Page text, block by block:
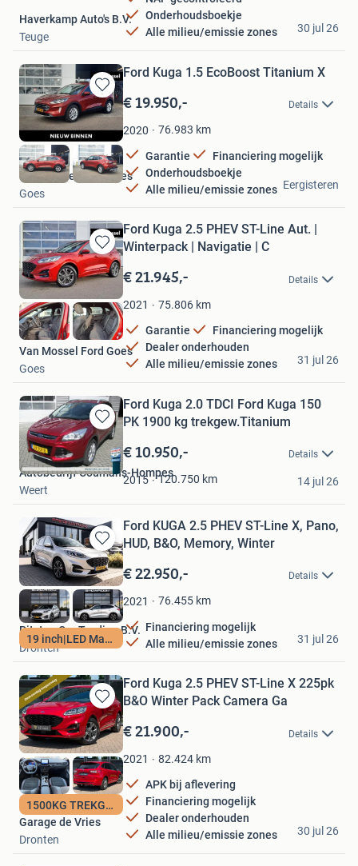
Onderhoudsboekje
Alle milieu/emissie zones
Haverkamp Auto's B.V.
Teuge
30 jul 26
Bewaren
in
Mijn
Favorieten
Ford Kuga 1.5 EcoBoost Titanium X
€ 19.950,- Details
2020 76.983 km
Garantie
Financiering mogelijk
Onderhoudsboekje
Alle milieu/emissie zones
Van Mossel Ford Goes
Goes
Eergisteren
Bewaren
in
Mijn
Favorieten
Ford Kuga 2.5 PHEV ST-Line Aut. |
Winterpack | Navigatie | C
€ 21.945,- Details
2021 75.806 km
Garantie
Financiering mogelijk
Dealer onderhouden
Alle milieu/emissie zones
Van Mossel Ford Goes
Goes
31 jul 26
Bewaren
in
Mijn
Favorieten
Ford Kuga 2.0 TDCI Ford Kuga 150
PK 1900 kg trekgew.Titanium
€ 10.950,- Details
2015 120.750 km
Autobedrijf Coumans-Hompes
Weert
14 jul 26
Bewaren
in
Mijn
Favorieten
19 inch|LED Matrix
Ford KUGA 2.5 PHEV ST-Line X, Pano,
HUD, B&O, Memory, Winter
€ 22.950,- Details
2021 76.455 km
Financiering mogelijk
Alle milieu/emissie zones
Pitstop Car Trading B.V.
Dronten
31 jul 26
Bewaren
in
Mijn
Favorieten
1500KG TREKGEWICHT
Ford Kuga 2.5 PHEV ST-Line X 225pk
B&O Winter Pack Camera Ga
€ 21.900,- Details
2021 82.424 km
APK bij aflevering
Financiering mogelijk
Dealer onderhouden
Alle milieu/emissie zones
Garage de Vries
Dronten
30 jul 26